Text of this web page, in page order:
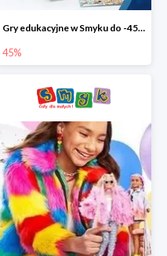
Gry edukacyjne w Smyku do -45%
45%